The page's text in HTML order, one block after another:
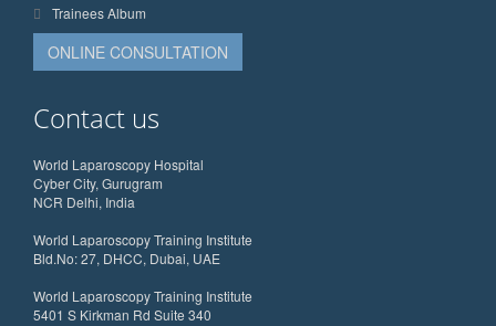
Trainees Album
ONLINE CONSULTATION
Contact us
World Laparoscopy Hospital
Cyber City, Gurugram
NCR Delhi, India
World Laparoscopy Training Institute
Bld.No: 27, DHCC, Dubai, UAE
World Laparoscopy Training Institute
5401 S Kirkman Rd Suite 340